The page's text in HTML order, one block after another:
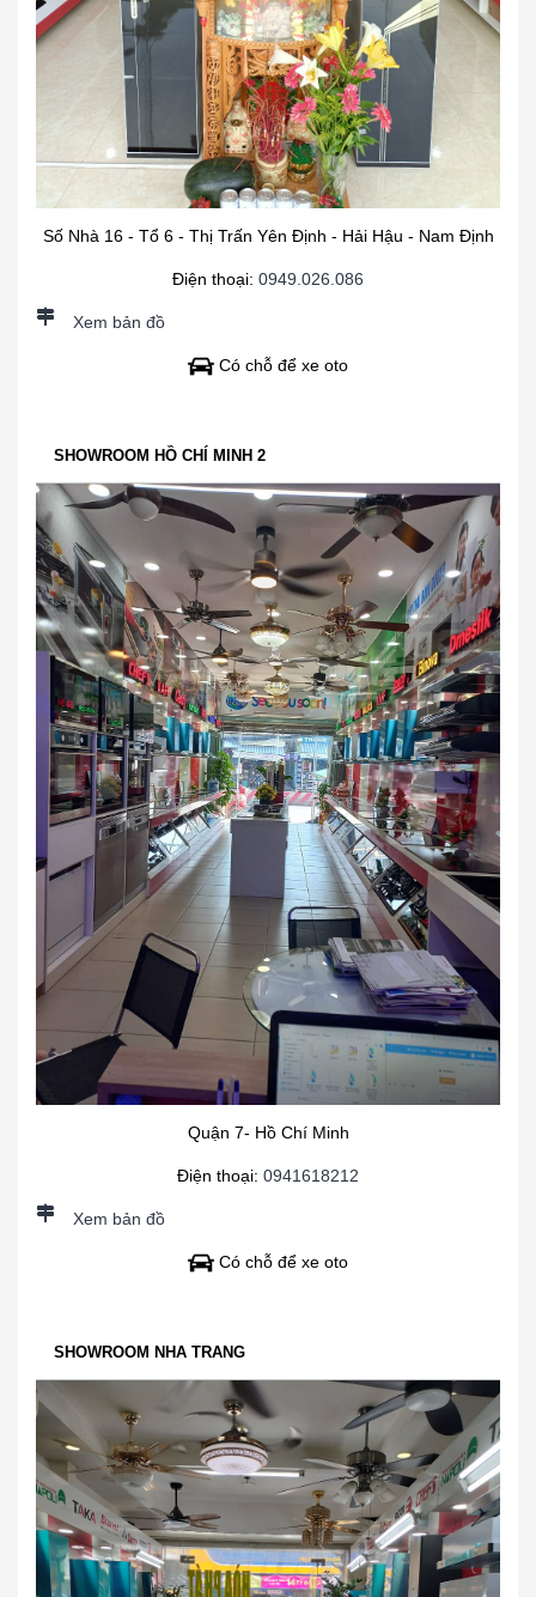
Số Nhà 16 - Tổ 6 - Thị Trấn Yên Định - Hải Hậu - Nam Định
Điện thoại: 0949.026.086
Xem bản đồ
Có chỗ để xe oto
SHOWROOM HỒ CHÍ MINH 2
Quận 7- Hồ Chí Minh
Điện thoại: 0941618212
Xem bản đồ
Có chỗ để xe oto
SHOWROOM NHA TRANG